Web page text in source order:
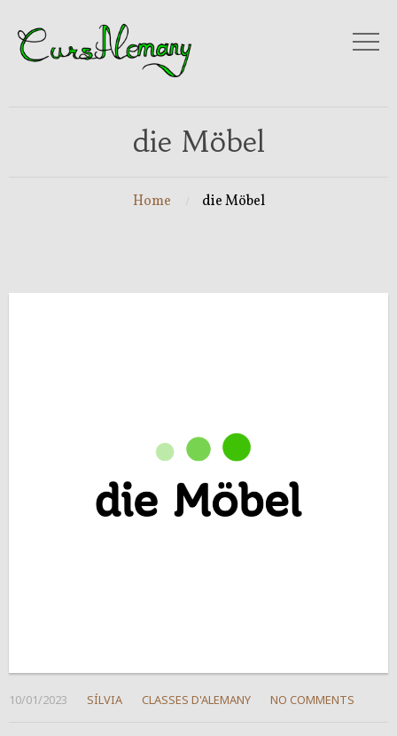
die Möbel
Home die Möbel
10/01/2023 SÍLVIA CLASSES D'ALEMANY NO COMMENTS